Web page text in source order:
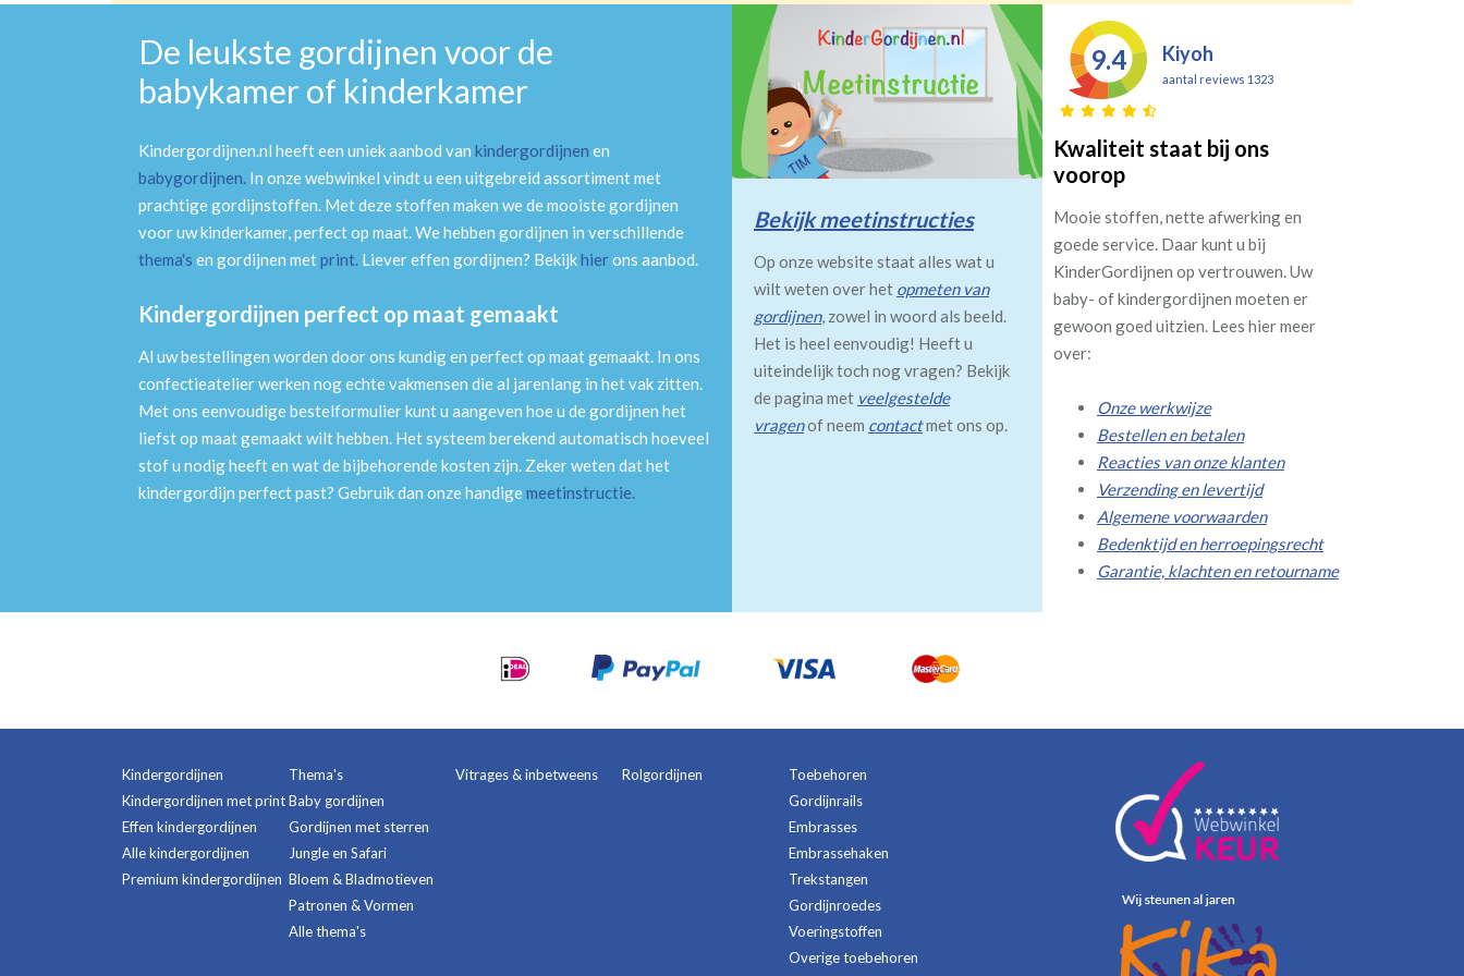
De leukste gordijnen voor de
babykamer of kinderkamer
Kindergordijnen.nl heeft een uniek aanbod van kindergordijnen en
babygordijnen. In onze webwinkel vindt u een uitgebreid assortiment met
prachtige gordijnstoffen. Met deze stoffen maken we de mooiste gordijnen
voor uw kinderkamer, perfect op maat. We hebben gordijnen in verschillende
thema's en gordijnen metprint. Liever effen gordijnen? Bekijkhierons aanbod.
Kindergordijnen perfect op maat gemaakt
Al uw bestellingen worden door ons kundig en perfect op maat gemaakt. In ons
confectieatelier werken nog echte vakmensen die al jarenlang in het vak zitten.
Met ons eenvoudige bestelformulier kunt u aangeven hoe u de gordijnen het
liefst op maat gemaakt wilt hebben. Het systeem berekend automatisch hoeveel
stof u nodig heeft en wat de bijbehorende kosten zijn. Zeker weten dat het
kindergordijn perfect past? Gebruik dan onze handigemeetinstructie.
Bekijk meetinstructies
Op onze website staat alles wat u
wilt weten over het opmeten van
gordijnen, zowel in woord als beeld.
Het is heel eenvoudig! Heeft u
uiteindelijk toch nog vragen? Bekijk
de pagina met veelgestelde
vragenof neem contactmet ons op.
9.4 Kiyoh
aantal reviews 1323
Kwaliteit staat bij ons
voorop
Mooie stoffen, nette afwerking en
goede service. Daar kunt u bij
KinderGordijnen op vertrouwen. Uw
baby- of kindergordijnen moeten er
gewoon goed uitzien. Lees hier meer
over:
Onze werkwijze
Bestellen en betalen
Reacties van onze klanten
Verzending en levertijd
Algemene voorwaarden
Bedenktijd en herroepingsrecht
Garantie, klachten en retourname
Kindergordijnen
Kindergordijnen met print
Effen kindergordijnen
Alle kindergordijnen
Premium kindergordijnen
Thema's
Baby gordijnen
Gordijnen met sterren
Jungle en Safari
Bloem & Bladmotieven
Patronen & Vormen
Alle thema's
Vitrages & inbetweens Rolgordijnen
Toebehoren
Gordijnrails
Embrasses
Embrassehaken
Trekstangen
Gordijnroedes
Voeringstoffen
Overige toebehoren